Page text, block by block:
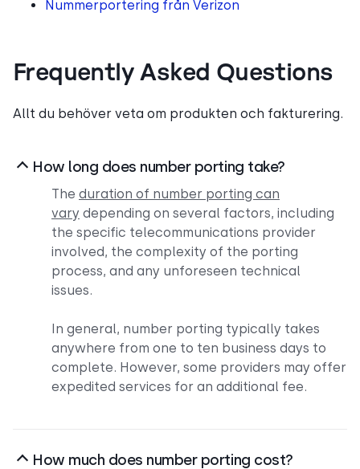
Nummerportering från Verizon
Frequently Asked Questions
Allt du behöver veta om produkten och fakturering.
How long does number porting take?
The duration of number porting can
vary depending on several factors, including
the specific telecommunications provider
involved, the complexity of the porting
process, and any unforeseen technical
issues.
In general, number porting typically takes
anywhere from one to ten business days to
complete. However, some providers may offer
expedited services for an additional fee.
How much does number porting cost?